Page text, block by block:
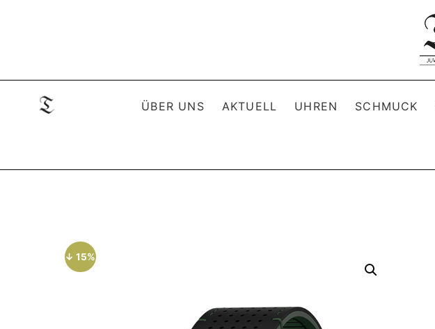
ÜBER UNS AKTUELL UHREN SCHMUCK
↓ 15%